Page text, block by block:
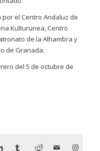
el Centro Andaluz de
Kulturunea, Centro
de la Alhambra y
de Granada.
del 5 de octubre de